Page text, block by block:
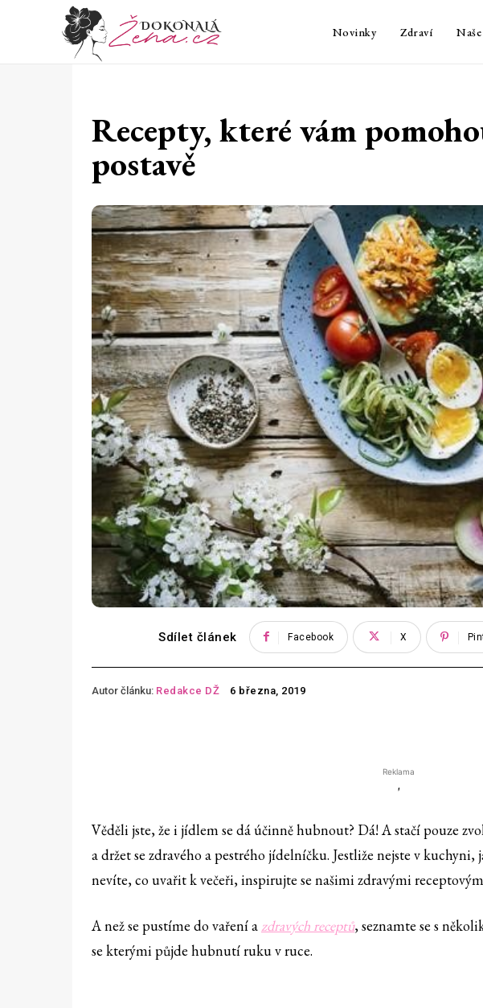
Novinky Zdraví
Recepty, které vám
postavě
Sdílet článek Facebook X
Autor článku: Redakce DŽ 6 března, 2019
Reklama
'
Věděli jste, že i jídlem se dá účinně hubnout? Dá! A stačí pouze
a držet se zdravého a pestrého jídelníčku. Jestliže nejste v kuchyni,
nevíte, co uvařit k večeři, inspirujte se našimi zdravými
A než se pustíme do vaření azdravých receptů, seznamte se s
se kterými půjde hubnutí ruku v ruce.